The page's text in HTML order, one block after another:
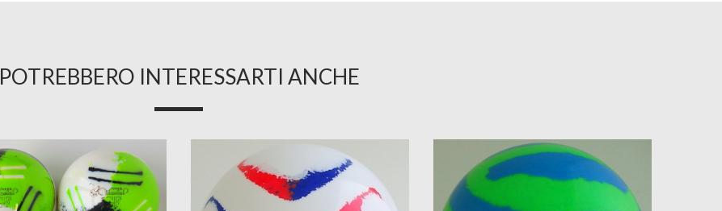
POTREBBERO INTERESSARTI ANCHE